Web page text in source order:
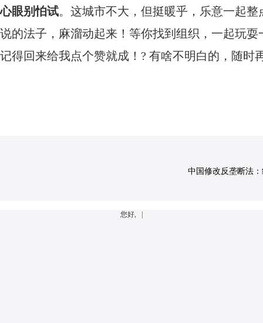
心眼别怕试。这城市不大，但挺暖乎，乐意一起
说的法子，麻溜动起来！等你找到组织，一起玩
记得回来给我点个赞就成！? 有啥不明白的，随时
中国修改反垄断法
您好, |